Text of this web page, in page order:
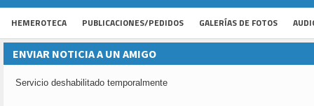
HEMEROTECA PUBLICACIONES/PEDIDOS GALERÍAS DE FOTOS
ENVIAR NOTICIA A UN AMIGO
Servicio deshabilitado temporalmente